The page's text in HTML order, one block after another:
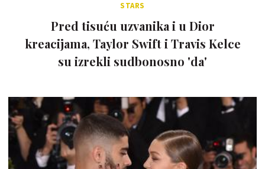
STARS
Pred tisuću uzvanika i u Dior
kreacijama, Taylor Swift i Travis Kelce
su izrekli sudbonosno 'da'